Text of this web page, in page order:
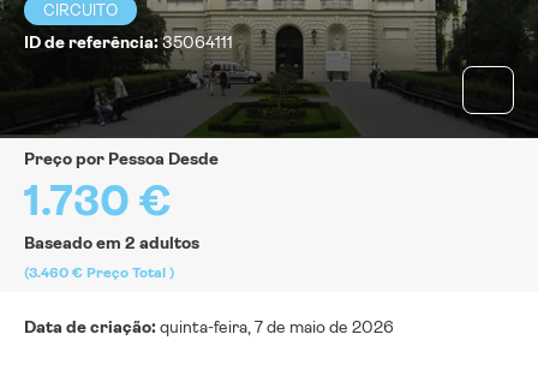
CIRCUITO
ID de referência:35064111
Preço por Pessoa Desde
1.730 €
Baseado em 2 adultos
(3.460 € Preço Total )
Data de criação:quinta-feira, 7 de maio de 2026